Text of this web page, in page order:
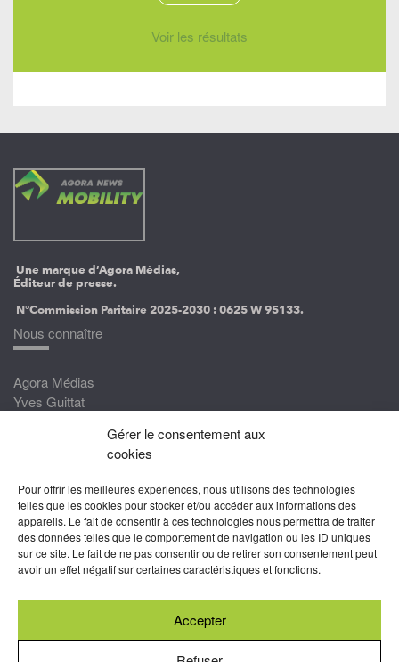
Gérer le consentement aux
cookies
Pour offrir les meilleures expériences, nous utilisons des technologies
telles que les cookies pour stocker et/ou accéder aux informations des
appareils. Le fait de consentir à ces technologies nous permettra de traiter
des données telles que le comportement de navigation ou les ID uniques
sur ce site. Le fait de ne pas consentir ou de retirer son consentement peut
avoir un effet négatif sur certaines caractéristiques et fonctions.
Accepter
Voir les résultats
Une marque d’Agora Médias,
Éditeur de presse.
N°Commission Paritaire 2025-2030 :0625 W 95133.
Nous connaître
Agora Médias
Yves Guittat
Devenez correspondant
Rejoignez nos experts
Devenez Partenaire
Nous suivre
Abonnez-vous à nos newsletters